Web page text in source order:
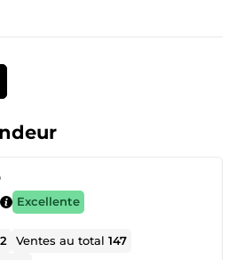
Excellente
2 Ventes au total147